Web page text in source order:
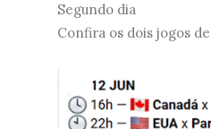
Segundo dia
Confira os dois jogos